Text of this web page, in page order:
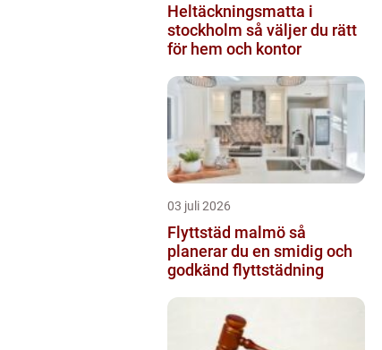
Heltäckningsmatta i
stockholm så väljer du rätt
för hem och kontor
03 juli 2026
Flyttstäd malmö så
planerar du en smidig och
godkänd flyttstädning